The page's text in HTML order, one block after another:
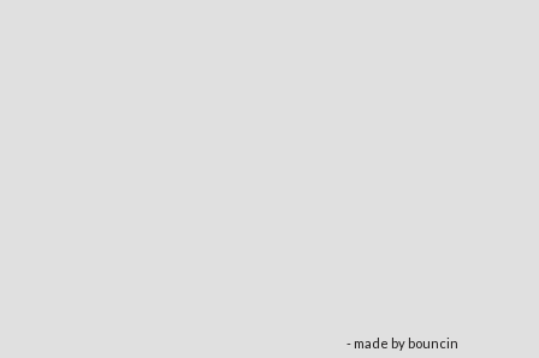
- made by bouncin